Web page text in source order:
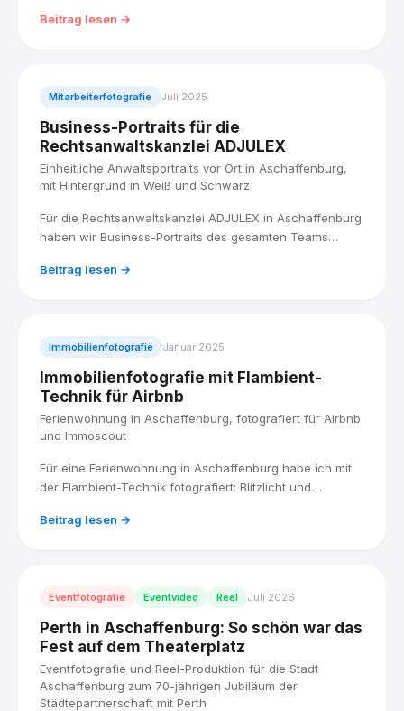
bei strahlendem Wetter durch die Innenstadt bis zum
Beitrag lesen →
Mitarbeiterfotografie Juli 2025
Business-Portraits für die
Rechtsanwaltskanzlei ADJULEX
Einheitliche Anwaltsportraits vor Ort in Aschaffenburg,
mit Hintergrund in Weiß und Schwarz
Für die Rechtsanwaltskanzlei ADJULEX in Aschaffenburg
haben wir Business-Portraits des gesamten Teams
fotografiert, mit einem einheitlichen Look in Weiß und
Beitrag lesen →
Immobilienfotografie Januar 2025
Immobilienfotografie mit Flambient-
Technik für Airbnb
Ferienwohnung in Aschaffenburg, fotografiert für Airbnb
und Immoscout
Für eine Ferienwohnung in Aschaffenburg habe ich mit
der Flambient-Technik fotografiert: Blitzlicht und
natürlich wirken. Fertig geliefert in den Formaten, die
Beitrag lesen →
Eventfotografie Eventvideo Reel Juli 2026
Perth in Aschaffenburg: So schön war das
Fest auf dem Theaterplatz
Eventfotografie und Reel-Produktion für die Stadt
Aschaffenburg zum 70-jährigen Jubiläum der
Städtepartnerschaft mit Perth